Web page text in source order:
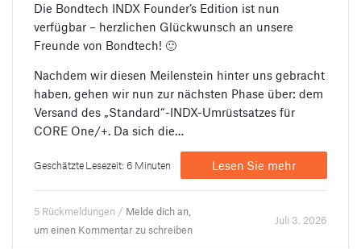
Die Bondtech INDX Founder’s Edition ist nun
verfügbar – herzlichen Glückwunsch an unsere
Freunde von Bondtech! 🙂
Nachdem wir diesen Meilenstein hinter uns gebracht
haben, gehen wir nun zur nächsten Phase über: dem
Versand des „Standard“-INDX-Umrüstsatzes für
CORE One/+. Da sich die…
Geschätzte Lesezeit: 6 Minuten Lesen Sie mehr
5 Rückmeldungen / Melde dich an,
um einen Kommentar zu schreiben
Juli 3. 2026